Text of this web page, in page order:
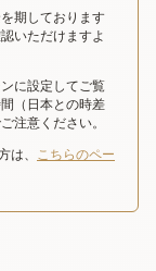
期しております
いただけますよ
に設定してご覧
（日本との時差
注意ください。
は、 こちらのペー